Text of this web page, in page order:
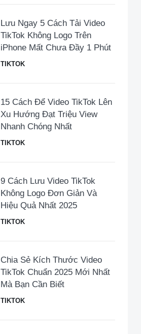
Lưu Ngay 5 Cách Tải Video
TikTok Không Logo Trên
iPhone Mất Chưa Đầy 1 Phút
TIKTOK
15 Cách Để Video TikTok Lên
Xu Hướng Đạt Triệu View
Nhanh Chóng Nhất
TIKTOK
9 Cách Lưu Video TikTok
Không Logo Đơn Giản Và
Hiệu Quả Nhất 2025
TIKTOK
Chia Sẻ Kích Thước Video
TikTok Chuẩn 2025 Mới Nhất
Mà Bạn Cần Biết
TIKTOK